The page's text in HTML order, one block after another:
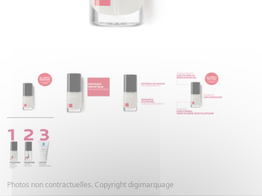
Photos non contractuelles. Copyright digimarquage